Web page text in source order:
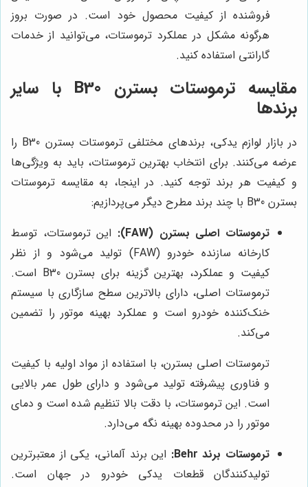
فروشنده از کیفیت محصول خود است. در صورت بروز
هرگونه مشکل در عملکرد ترموستات، می‌توانید از خدمات
گارانتی استفاده کنید.
مقایسه ترموستات بسترن B30 با سایر
برندها
در بازار لوازم یدکی، برندهای مختلفی ترموستات بسترن B30 را
عرضه می‌کنند. برای انتخاب بهترین ترموستات، باید به ویژگی‌ها
و کیفیت هر برند توجه کنید. در اینجا، به مقایسه ترموستات
بسترن B30 با چند برند مطرح دیگر می‌پردازیم:
ترموستات اصلی بسترن (FAW):
این ترموستات، توسط
کارخانه سازنده خودرو (FAW) تولید می‌شود و از نظر
کیفیت و عملکرد، بهترین گزینه برای بسترن B30 است.
ترموستات اصلی، دارای بالاترین سطح سازگاری با سیستم
خنک‌کننده خودرو است و عملکرد بهینه موتور را تضمین
می‌کند.
ترموستات اصلی بسترن، با استفاده از مواد اولیه با کیفیت
و فناوری پیشرفته تولید می‌شود و دارای طول عمر بالایی
است. این ترموستات، با دقت بالا تنظیم شده است و دمای
موتور را در محدوده بهینه نگه می‌دارد.
ترموستات برند Behr:
این برند آلمانی، یکی از معتبرترین
تولیدکنندگان قطعات یدکی خودرو در جهان است.